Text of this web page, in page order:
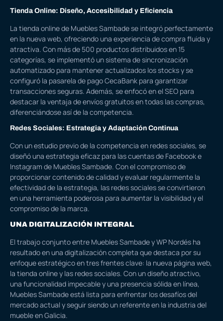
Tienda Online: Diseño, Accesibilidad y Eficiencia
La tienda online de Muebles Sambadese integró perfectamente
en la nueva web, ofreciendo una experiencia de compra fluida y
atractiva. Con más de 500 productos distribuidos en 15
categorías, se implementó un sistema de sincronización
automatizado para mantener actualizados los stocks y se
configuró la pasarela de pago CecaBank para garantizar
transacciones seguras. Además, se enfocó en el SEO para
destacar la ventaja de envíos gratuitos en todas las compras,
diferenciándose así de la competencia.
Redes Sociales: Estrategia y Adaptación Continua
Con un estudio previo de la competencia en redes sociales, se
diseñó una estrategia eficaz para las cuentas de Facebooke
Instagram de Muebles Sambade. Con el compromiso de
proporcionar contenido de calidad y evaluar regularmente la
efectividad de la estrategia, las redes sociales se convirtieron
en una herramienta poderosa para aumentar la visibilidad y el
compromiso de la marca.
UNA DIGITALIZACIÓN INTEGRAL
El trabajo conjunto entre Muebles Sambade y WP Nordés ha
resultado en una digitalización completa que destaca por su
enfoque estratégico en tres frentes clave: la nueva página web,
la tienda online y las redes sociales. Con un diseño atractivo,
una funcionalidad impecable y una presencia sólida en línea,
Muebles Sambade está lista para enfrentar los desafíos del
mercado actual y seguir siendo un referente en la industria del
mueble en Galicia.